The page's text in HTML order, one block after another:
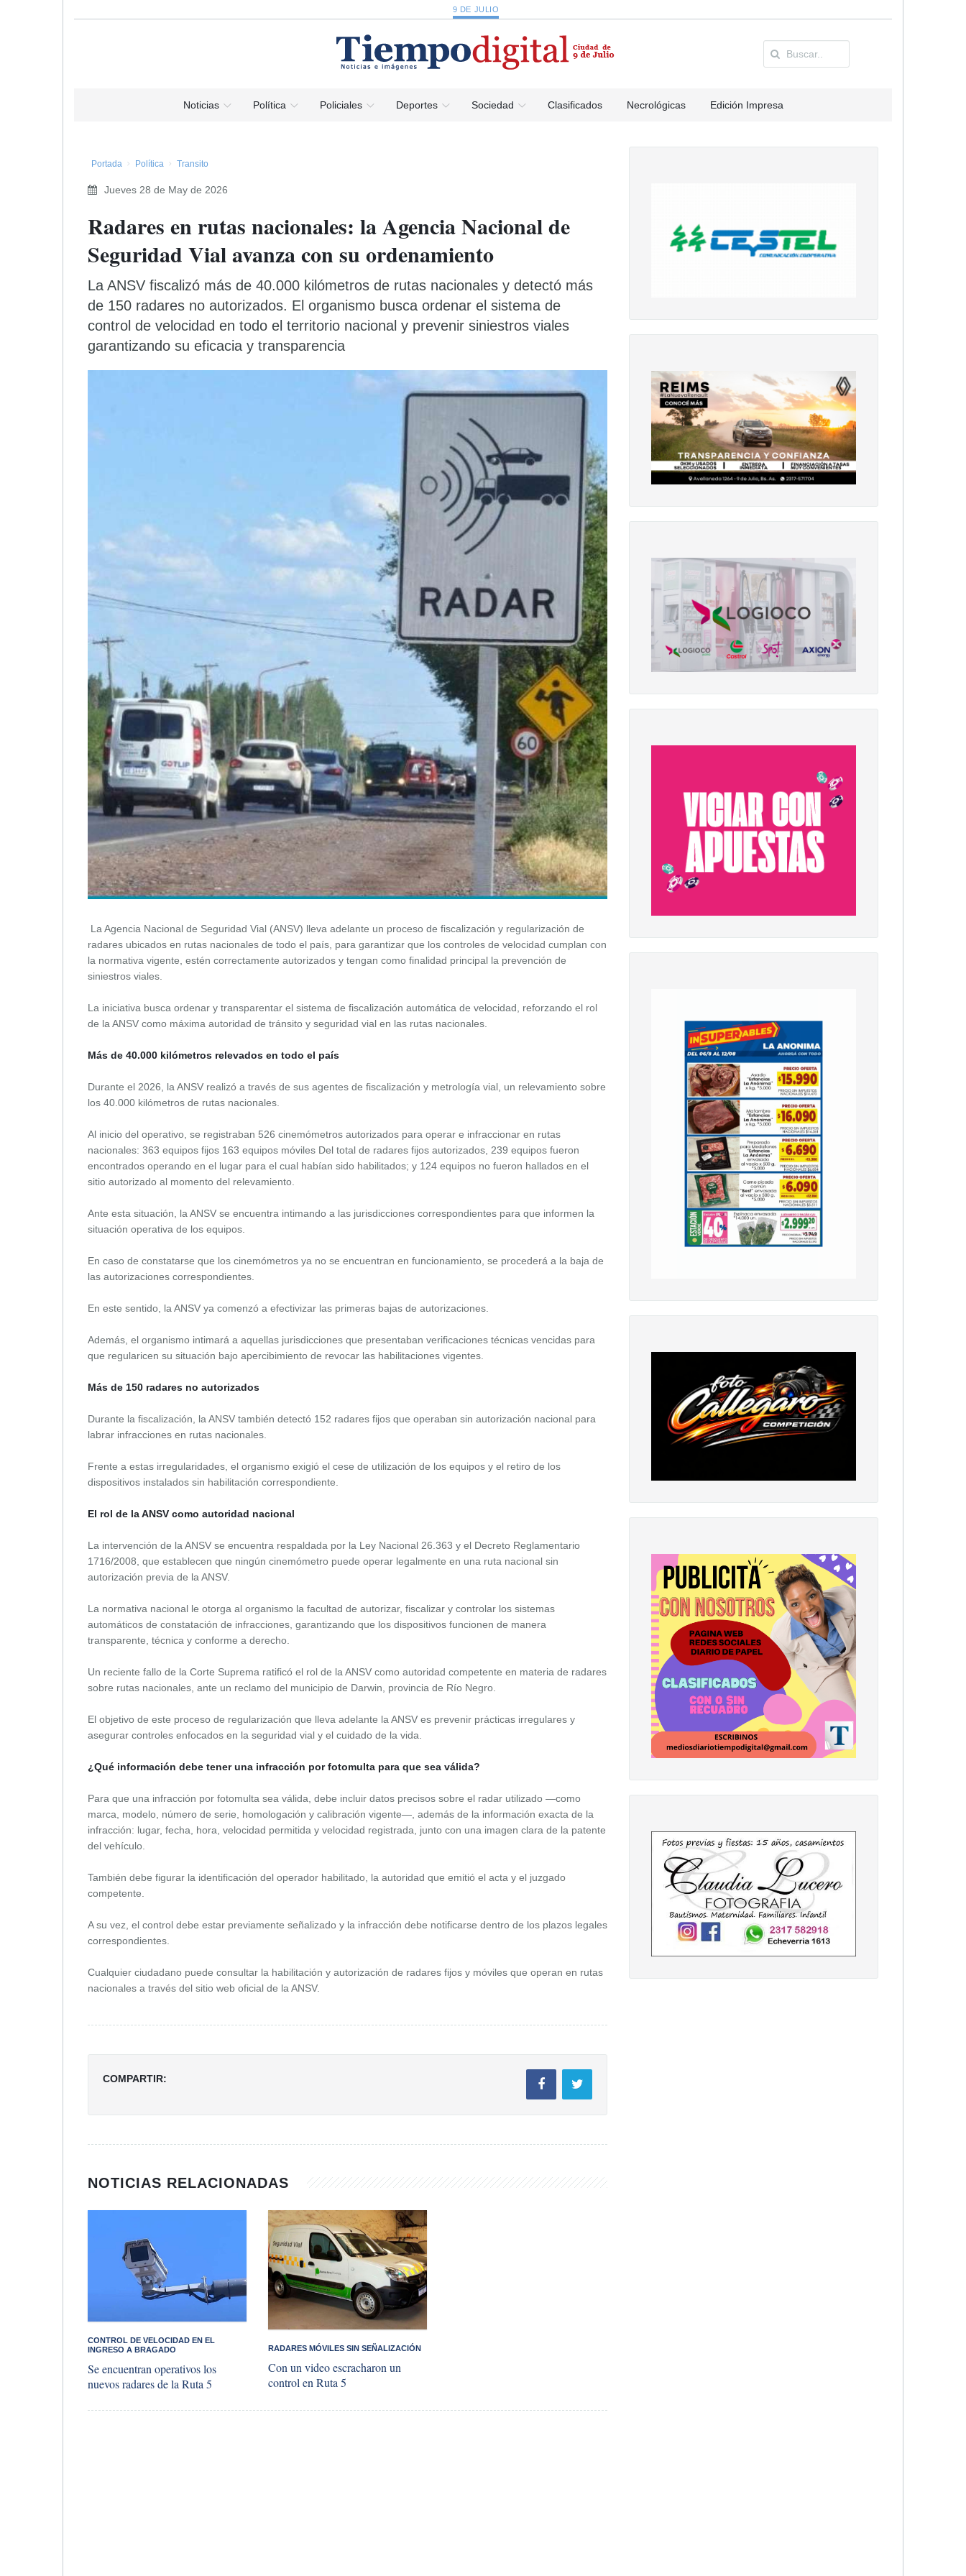
9 DE JULIO
Noticias Política Policiales Deportes Sociedad Clasificados Necrológicas Edición Impresa
Portada Política Transito
Jueves 28 de May de 2026
Radares en rutas nacionales: la Agencia Nacional de
Seguridad Vial avanza con su ordenamiento
La ANSV fiscalizó más de 40.000 kilómetros de rutas nacionales y detectó más
de 150 radares no autorizados. El organismo busca ordenar el sistema de
control de velocidad en todo el territorio nacional y prevenir siniestros viales
garantizando su eficacia y transparencia
La Agencia Nacional de Seguridad Vial (ANSV) lleva adelante un proceso de fiscalización y regularización de
radares ubicados en rutas nacionales de todo el país, para garantizar que los controles de velocidad cumplan con
la normativa vigente, estén correctamente autorizados y tengan como finalidad principal la prevención de
siniestros viales.
La iniciativa busca ordenar y transparentar el sistema de fiscalización automática de velocidad, reforzando el rol
de la ANSV como máxima autoridad de tránsito y seguridad vial en las rutas nacionales.
Más de 40.000 kilómetros relevados en todo el país
Durante el 2026, la ANSV realizó a través de sus agentes de fiscalización y metrología vial, un relevamiento sobre
los 40.000 kilómetros de rutas nacionales.
Al inicio del operativo, se registraban 526 cinemómetros autorizados para operar e infraccionar en rutas
nacionales: 363 equipos fijos 163 equipos móviles Del total de radares fijos autorizados, 239 equipos fueron
encontrados operando en el lugar para el cual habían sido habilitados; y 124 equipos no fueron hallados en el
sitio autorizado al momento del relevamiento.
Ante esta situación, la ANSV se encuentra intimando a las jurisdicciones correspondientes para que informen la
situación operativa de los equipos.
En caso de constatarse que los cinemómetros ya no se encuentran en funcionamiento, se procederá a la baja de
las autorizaciones correspondientes.
En este sentido, la ANSV ya comenzó a efectivizar las primeras bajas de autorizaciones.
Además, el organismo intimará a aquellas jurisdicciones que presentaban verificaciones técnicas vencidas para
que regularicen su situación bajo apercibimiento de revocar las habilitaciones vigentes.
Más de 150 radares no autorizados
Durante la fiscalización, la ANSV también detectó 152 radares fijos que operaban sin autorización nacional para
labrar infracciones en rutas nacionales.
Frente a estas irregularidades, el organismo exigió el cese de utilización de los equipos y el retiro de los
dispositivos instalados sin habilitación correspondiente.
El rol de la ANSV como autoridad nacional
La intervención de la ANSV se encuentra respaldada por la Ley Nacional 26.363 y el Decreto Reglamentario
1716/2008, que establecen que ningún cinemómetro puede operar legalmente en una ruta nacional sin
autorización previa de la ANSV.
La normativa nacional le otorga al organismo la facultad de autorizar, fiscalizar y controlar los sistemas
automáticos de constatación de infracciones, garantizando que los dispositivos funcionen de manera
transparente, técnica y conforme a derecho.
Un reciente fallo de la Corte Suprema ratificó el rol de la ANSV como autoridad competente en materia de radares
sobre rutas nacionales, ante un reclamo del municipio de Darwin, provincia de Río Negro.
El objetivo de este proceso de regularización que lleva adelante la ANSV es prevenir prácticas irregulares y
asegurar controles enfocados en la seguridad vial y el cuidado de la vida.
¿Qué información debe tener una infracción por fotomulta para que sea válida?
Para que una infracción por fotomulta sea válida, debe incluir datos precisos sobre el radar utilizado —como
marca, modelo, número de serie, homologación y calibración vigente—, además de la información exacta de la
infracción: lugar, fecha, hora, velocidad permitida y velocidad registrada, junto con una imagen clara de la patente
del vehículo.
También debe figurar la identificación del operador habilitado, la autoridad que emitió el acta y el juzgado
competente.
A su vez, el control debe estar previamente señalizado y la infracción debe notificarse dentro de los plazos legales
correspondientes.
Cualquier ciudadano puede consultar la habilitación y autorización de radares fijos y móviles que operan en rutas
nacionales a través del sitio web oficial de la ANSV.
COMPARTIR:
NOTICIAS RELACIONADAS
​CONTROL DE VELOCIDAD EN EL
INGRESO A BRAGADO
Se encuentran operativos los
nuevos radares de la Ruta 5
RADARES MÓVILES SIN SEÑALIZACIÓN
Con un video escracharon un
control en Ruta 5